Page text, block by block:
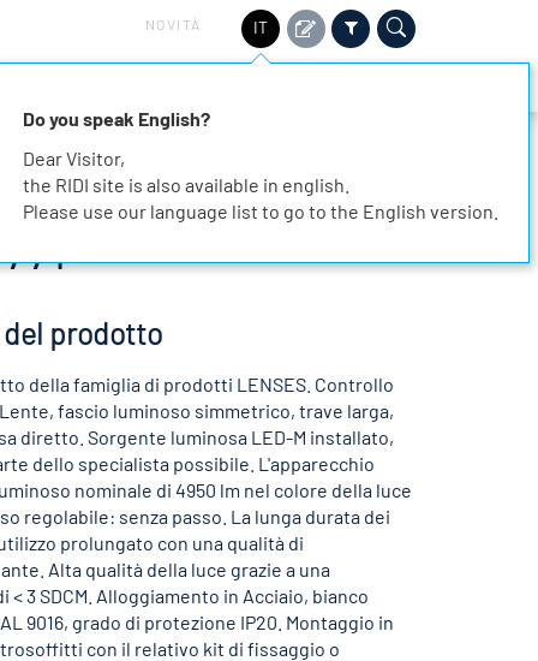
NOVITÀ IT
prodotto
della famiglia di prodotti LENSES. Controllo
fascio luminoso simmetrico, trave larga,
diretto. Sorgente luminosa LED-M installato,
dello specialista possibile. L'apparecchio
nominale di 4950 lm nel colore della luce
regolabile: senza passo. La lunga durata dei
prolungato con una qualità di
Alta qualità della luce grazie a una
< 3 SDCM. Alloggiamento in Acciaio, bianco
9016, grado di protezione IP20. Montaggio in
con il relativo kit di fissaggio o
Do you speak English?
Dear Visitor,
the RIDI site is also available in english.
Please use our language list to go to the English version.